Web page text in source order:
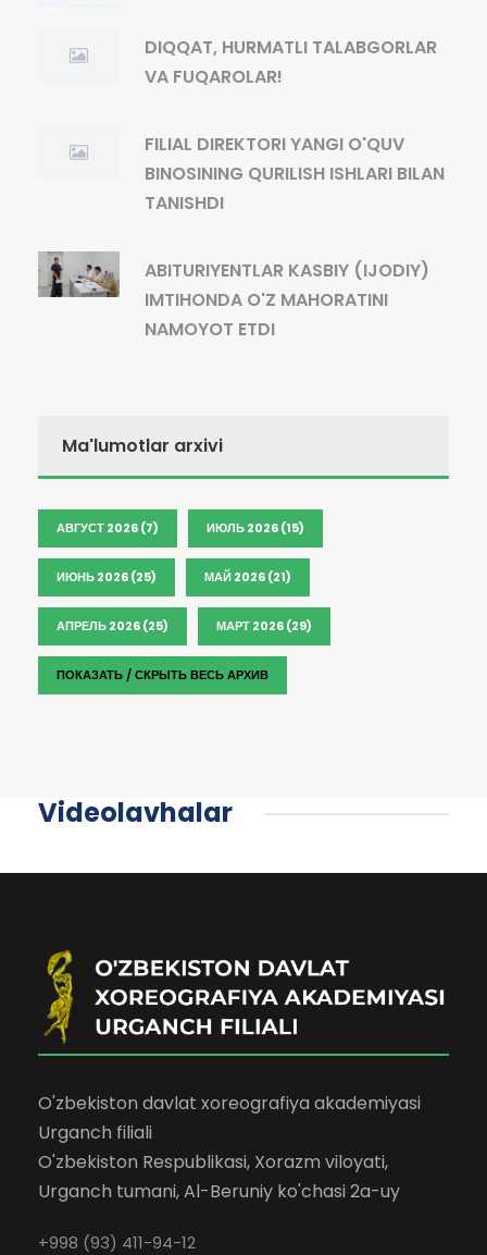
DIQQAT, HURMATLI TALABGORLAR
VA FUQAROLAR!
FILIAL DIREKTORI YANGI O'QUV
BINOSINING QURILISH ISHLARI BILAN
TANISHDI
ABITURIYENTLAR KASBIY (IJODIY)
IMTIHONDA O'Z MAHORATINI
NAMOYOT ETDI
Ma'lumotlar arxivi
АВГУСТ 2026 (7) ИЮЛЬ 2026 (15)
ИЮНЬ 2026 (25) МАЙ 2026 (21)
АПРЕЛЬ 2026 (25) МАРТ 2026 (29)
ПОКАЗАТЬ / СКРЫТЬ ВЕСЬ АРХИВ
Videolavhalar
O'zbekiston davlat xoreografiya akademiyasi
Urganch filiali
O'zbekiston Respublikasi, Xorazm viloyati,
Urganch tumani, Al-Beruniy ko'chasi 2a-uy
+998 (93) 411-94-12